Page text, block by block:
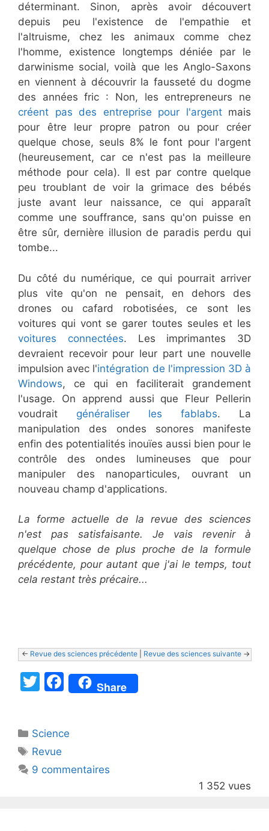
déterminant. Sinon, après avoir découvert
depuis peu l'existence de l'empathie et
l'altruisme, chez les animaux comme chez
l'homme, existence longtemps déniée par le
darwinisme social, voilà que les Anglo-Saxons
en viennent à découvrir la fausseté du dogme
des années fric : Non, les entrepreneurs ne
créent pas des entreprise pour l'argentmais
pour être leur propre patron ou pour créer
quelque chose, seuls 8% le font pour l'argent
(heureusement, car ce n'est pas la meilleure
méthode pour cela). Il est par contre quelque
peu troublant de voir la grimace des bébés
juste avant leur naissance, ce qui apparaît
comme une souffrance, sans qu'on puisse en
être sûr, dernière illusion de paradis perdu qui
tombe...
Du côté du numérique, ce qui pourrait arriver
plus vite qu'on ne pensait, en dehors des
drones ou cafard robotisées, ce sont les
voitures qui vont se garer toutes seules et les
voitures connectées. Les imprimantes 3D
devraient recevoir pour leur part une nouvelle
impulsion avec l'intégration de l'impression 3D à
Windows, ce qui en faciliterait grandement
l'usage. On apprend aussi que Fleur Pellerin
voudrait généraliser les fablabs. La
manipulation des ondes sonores manifeste
enfin des potentialités inouïes aussi bien pour le
contrôle des ondes lumineuses que pour
manipuler des nanoparticules, ouvrant un
nouveau champ d'applications.
La forme actuelle de la revue des sciences
n'est pas satisfaisante. Je vais revenir à
quelque chose de plus proche de la formule
précédente, pour autant que j'ai le temps, tout
cela restant très précaire...
<- Revue des sciences précédente Revue des sciences suivante ->
T
er
F
a
e
o
Share
Catégories
Science
Étiquettes
Revue
9 commentaires
1 352 vues